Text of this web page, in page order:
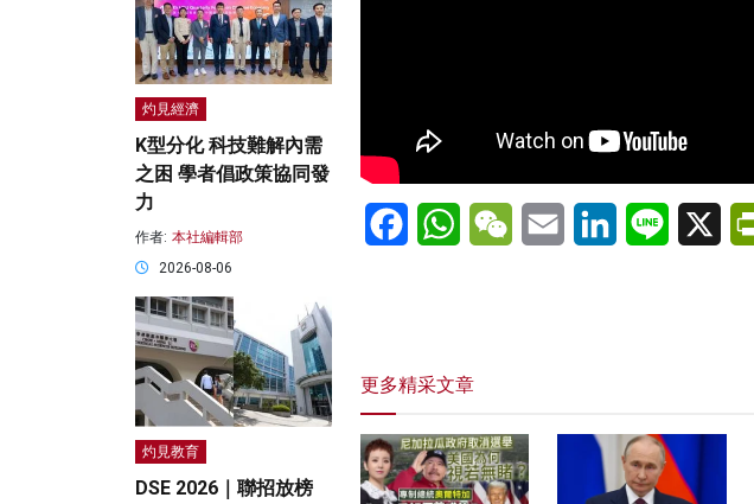
FacebookWhatsAppWeChatEmail LinkedInLine X
更多精采文章
灼見經濟
K型分化 科技難解內需
之困 學者倡政策協同發
力
作者: 本社編輯部
2026-08-06
灼見教育
DSE 2026｜聯招放榜